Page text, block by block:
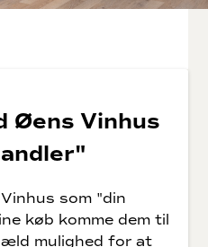
Øens Vinhus
som "din
køb komme dem til
mulighed for at